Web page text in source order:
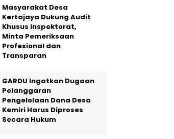
Masyarakat Desa
Kertajaya Dukung Audit
Khusus Inspektorat,
Minta Pemeriksaan
Profesional dan
Transparan
GARDU Ingatkan Dugaan
Pelanggaran
Pengelolaan Dana Desa
Kemiri Harus Diproses
Secara Hukum